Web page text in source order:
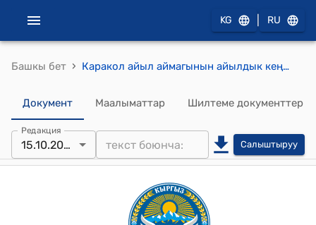
KG RU
Башкы бет › Каракол айыл аймагынын айылдык кеңешинин кезекcиз 2025-жылдын 15-октябрындагы № 124 "Каракол айыл аймагында Жергиликтүү коомдоштуктардын жыйынын же курултайын чакыруу жөнүндө" токтому
Документ Маалыматтар Шилтеме документтер
Редакция
15.10.2025 Салыштыруу